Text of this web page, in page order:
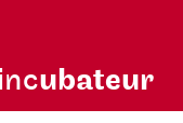
incubateur